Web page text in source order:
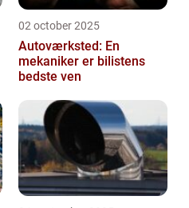
02 october 2025
Autoværksted: En
mekaniker er bilistens
bedste ven